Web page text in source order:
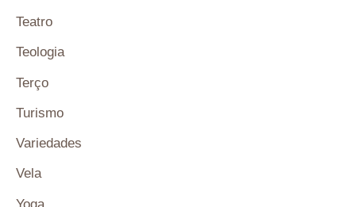
Teatro
Teologia
Terço
Turismo
Variedades
Vela
Yoga